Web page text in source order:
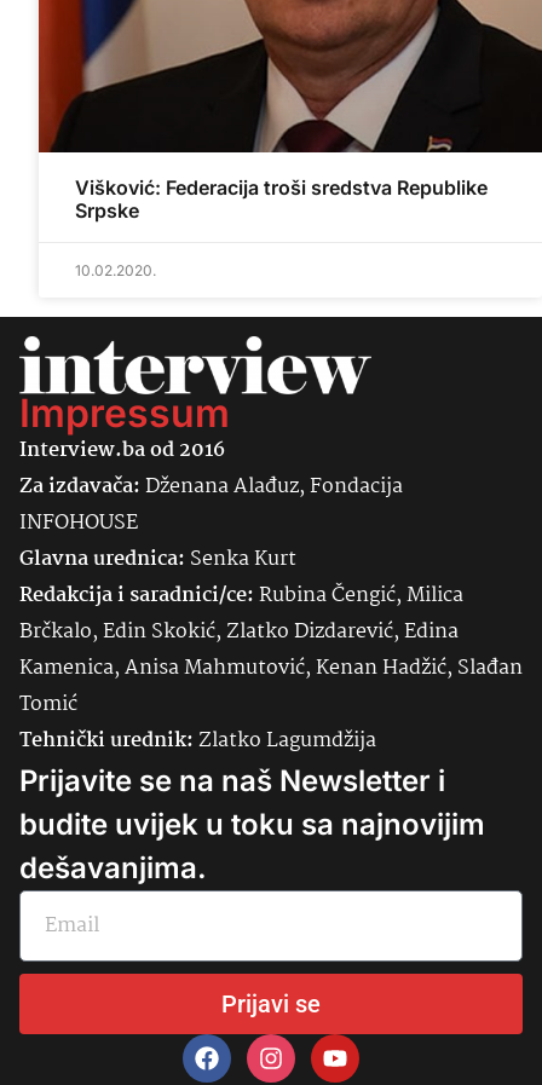
Višković: Federacija troši sredstva Republike
Srpske
10.02.2020.
Impressum
Interview.ba od 2016
Za izdavača:Dženana Alađuz, Fondacija
INFOHOUSE
Glavna urednica: SenkaKurt
Redakcija i saradnici/ce:Rubina Čengić, Milica
Brčkalo, Edin Skokić, Zlatko Dizdarević, Edina
Kamenica, Anisa Mahmutović, Kenan Hadžić, Slađan
Tomić
Tehnički urednik:Zlatko Lagumdžija
Prijavite se na naš Newsletter i
budite uvijek u toku sa najnovijim
dešavanjima.
Prijavi se